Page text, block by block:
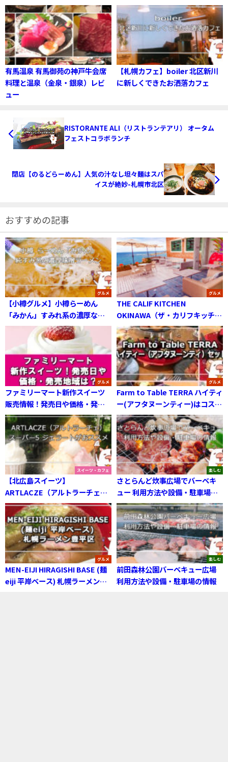
有馬温泉 有馬御苑の神戸牛会席
料理と温泉（金泉・銀泉）レビ
ュー
【札幌カフェ】boiler 北区新川
に新しくできたお洒落カフェ
RISTORANTE ALI（リストランテアリ） オータム
フェストコラボランチ
閉店【のるどらーめん】人気の汁なし坦々麺はスパ
イスが絶妙-札幌市北区
おすすめの記事
グルメ
【小樽グルメ】小樽らーめん
「みかん」すみれ系の濃厚な味
噌ラーメン
グルメ
THE CALIF KITCHEN
OKINAWA（ザ・カリフキッチン
オキナワ）絶景オーシャンビュ
ーカフェ
グルメ
ファミリーマート新作スイーツ
販売情報！発売日や価格・発売
地域は？
グルメ
Farm to Table TERRA ハイティ
ー(アフタヌーンティー)はコスパ
最高
スイーツ・カフェ
【北広島スイーツ】
ARTLACZE（アルトラーチェ）
スーパー5 ジェラート
楽しむ
さとらんど炊事広場でバーベキ
ュー 利用方法や設備・駐車場の
情報
グルメ
MEN-EIJI HIRAGISHI BASE (麺
eiji 平岸ベース) 札幌ラーメン豊
楽しむ
前田森林公園バーベキュー広場
利用方法や設備・駐車場の情報